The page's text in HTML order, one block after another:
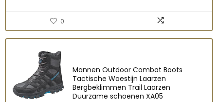
0
Mannen Outdoor Combat Boots
Tactische Woestijn Laarzen
Bergbeklimmen Trail Laarzen
Duurzame schoenen XA05